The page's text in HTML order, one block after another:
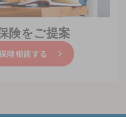
険をご提案
険相談する